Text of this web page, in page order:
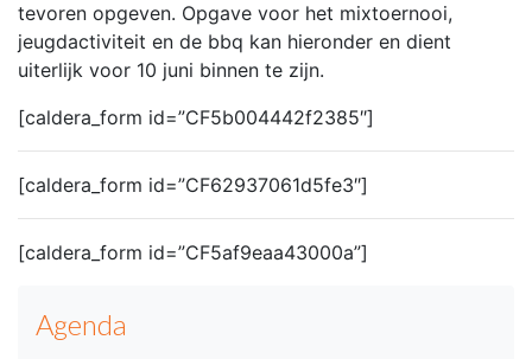
tevoren opgeven. Opgave voor het mixtoernooi,
jeugdactiviteit en de bbq kan hieronder en dient
uiterlijk voor 10 juni binnen te zijn.
[caldera_form id=”CF5b004442f2385″]
[caldera_form id=”CF62937061d5fe3″]
[caldera_form id=”CF5af9eaa43000a”]
Agenda